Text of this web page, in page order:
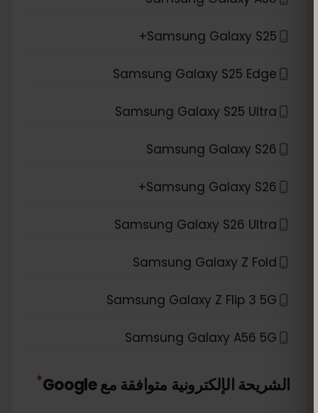
Samsung Galaxy S25+
Samsung Galaxy S25 Edge
Samsung Galaxy S25 Ultra
Samsung Galaxy S26
Samsung Galaxy S26+
Samsung Galaxy S26 Ultra
Samsung Galaxy Z Fold
Samsung Galaxy Z Flip 3 5G
Samsung Galaxy A56 5G
الشريحة الإلكترونية متوافقة معGoogle
*